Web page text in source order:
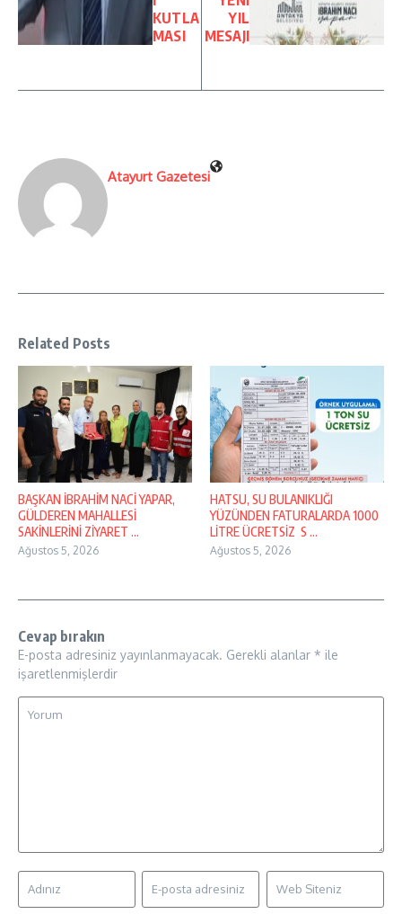
KUTLA
MASI
YIL
MESAJI
Atayurt Gazetesi
Related Posts
BAŞKAN İBRAHİM NACİ YAPAR,
GÜLDEREN MAHALLESİ
SAKİNLERİNİ ZİYARET ...
Ağustos 5, 2026
HATSU, SU BULANIKLIĞI
YÜZÜNDEN FATURALARDA 1000
LİTRE ÜCRETSİZ S ...
Ağustos 5, 2026
Cevap bırakın
E-posta adresiniz yayınlanmayacak. Gerekli alanlar * ile
işaretlenmişlerdir